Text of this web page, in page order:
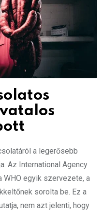
a legerősebb
Az International Agency
WHO egyik szervezete, a
sorolta be. Ez a
nem azt jelenti, hogy